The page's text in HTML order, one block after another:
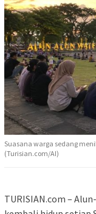
Suasana warga sedang
(Turisian.com/AI)
TURISIAN.com –